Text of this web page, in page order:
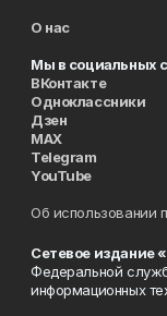
О нас
Мы в социальных
ВКонтакте
Одноклассники
Дзен
MAX
Telegram
YouTube
Об использовании
Сетевое издание
Федеральной
информационных